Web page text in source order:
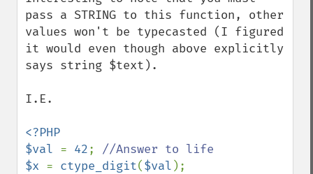
pass a STRING to this function, other
values won't be typecasted (I figured
it would even though above explicitly
says string $text).
I.E.
<?PHP
$val = 42;
$x = ctype_digit($val